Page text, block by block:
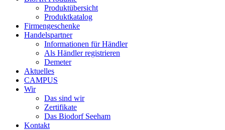
Produktübersicht
Produktkatalog
Firmengeschenke
Handelspartner
Informationen für Händler
Als Händler registrieren
Demeter
Aktuelles
CAMPUS
Wir
Das sind wir
Zertifikate
Das Biodorf Seeham
Kontakt